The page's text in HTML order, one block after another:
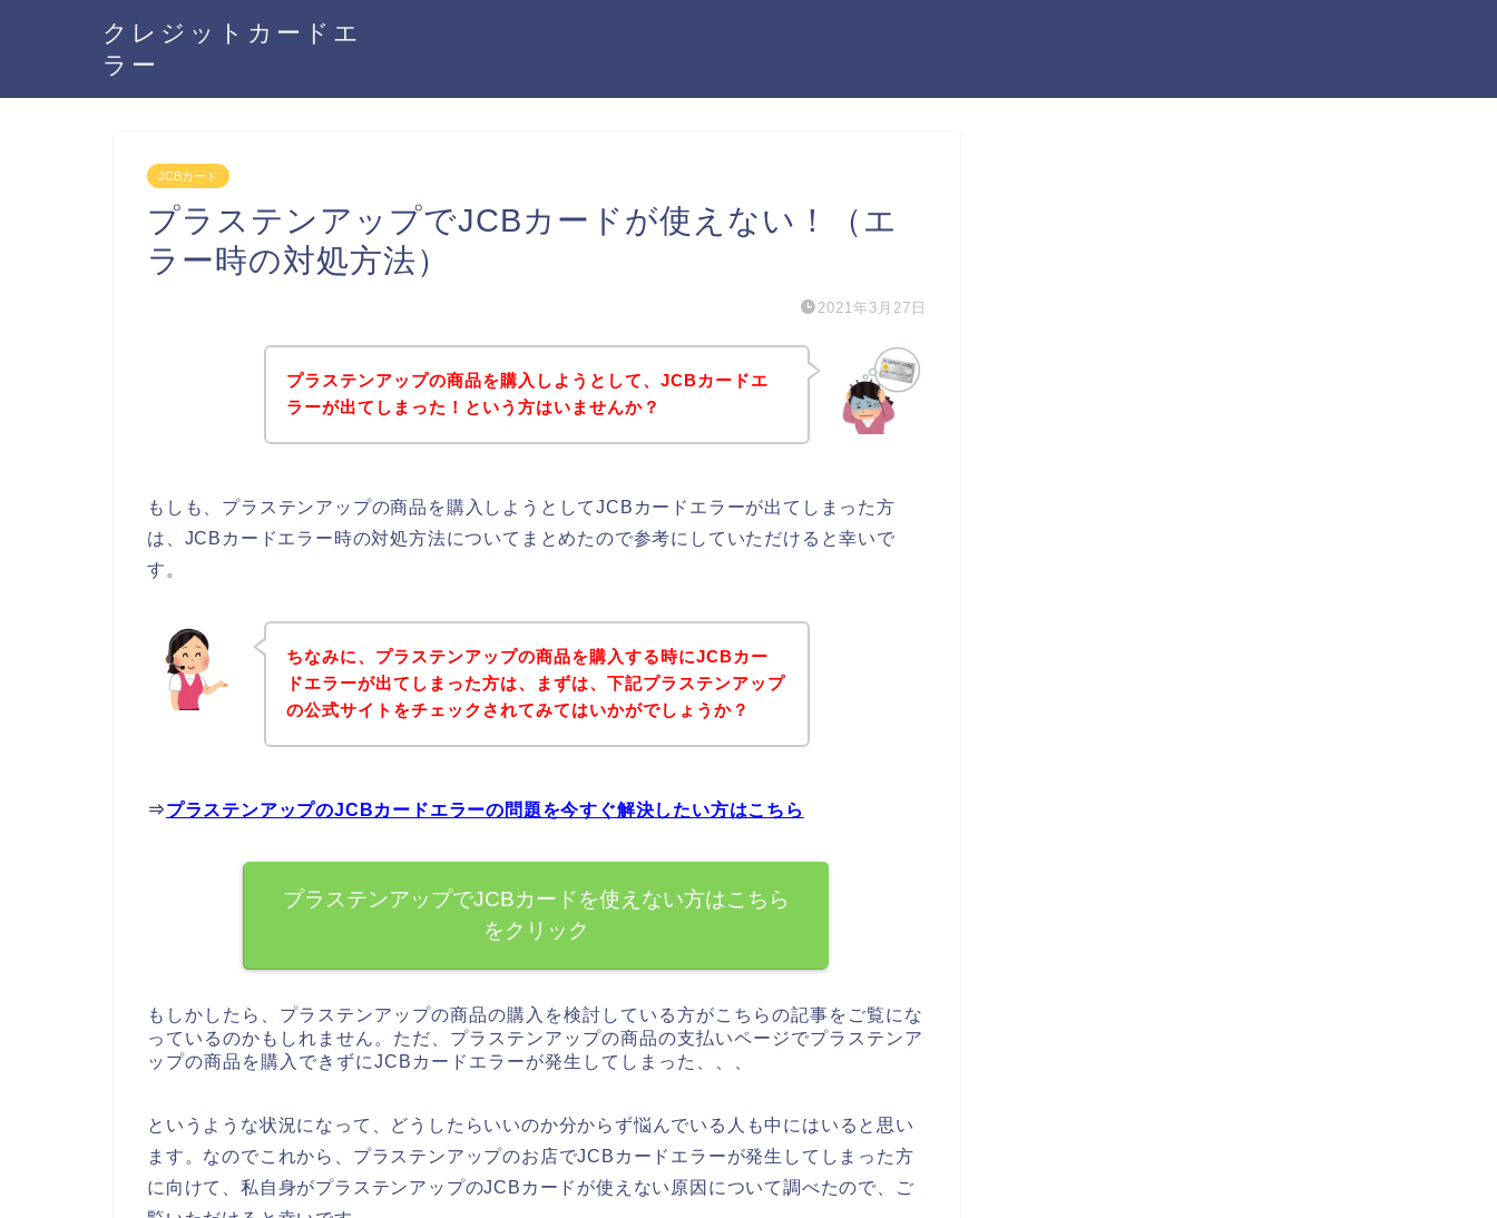
クレジットカードエ
ラー
JCBカード
プラステンアップでJCBカードが使えない！（エ
ラー時の対処方法）
2021年3月27日
プラステンアップの商品を購入しようとして、JCBカードエ
ラーが出てしまった！という方はいませんか？
もしも、プラステンアップの商品を購入しようとしてJCBカードエラーが出てしまった方
は、JCBカードエラー時の対処方法についてまとめたので参考にしていただけると幸いで
す。
ちなみに、プラステンアップの商品を購入する時にJCBカー
ドエラーが出てしまった方は、まずは、下記プラステンアップ
の公式サイトをチェックされてみてはいかがでしょうか？
⇒プラステンアップのJCBカードエラーの問題を今すぐ解決したい方はこちら
プラステンアップでJCBカードを使えない方はこちら
をクリック
もしかしたら、プラステンアップの商品の購入を検討している方がこちらの記事をご覧にな
っているのかもしれません。ただ、プラステンアップの商品の支払いページでプラステンア
ップの商品を購入できずにJCBカードエラーが発生してしまった、、、
というような状況になって、どうしたらいいのか分からず悩んでいる人も中にはいると思い
ます。なのでこれから、プラステンアップのお店でJCBカードエラーが発生してしまった方
に向けて、私自身がプラステンアップのJCBカードが使えない原因について調べたので、ご